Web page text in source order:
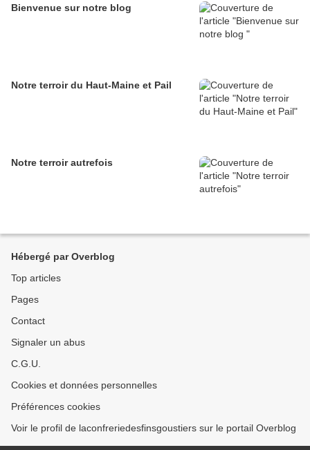
Bienvenue sur notre blog
Notre terroir du Haut-Maine et Pail
Notre terroir autrefois
Hébergé par Overblog
Top articles
Pages
Contact
Signaler un abus
C.G.U.
Cookies et données personnelles
Préférences cookies
Voir le profil de laconfreriedesfinsgoustiers sur le portail Overblog